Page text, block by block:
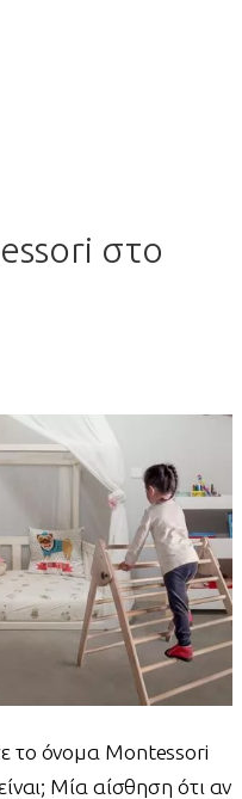
στο
το όνομα Montessori
Μία αίσθηση ότι αν